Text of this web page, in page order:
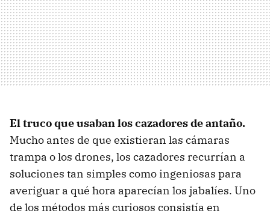
El truco que usaban los cazadores de antaño.
Mucho antes de que existieran las cámaras
trampa o los drones, los cazadores recurrían a
soluciones tan simples como ingeniosas para
averiguar a qué hora aparecían los jabalíes. Uno
de los métodos más curiosos consistía en